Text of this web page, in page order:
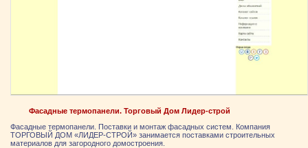
Фасадные термопанели. Торговый Дом Лидер-строй
Фасадные термопанели. Поставки и монтаж фасадных систем. Компания
ТОРГОВЫЙ ДОМ «ЛИДЕР-СТРОЙ» занимается поставками строительных
материалов для загородного домостроения.